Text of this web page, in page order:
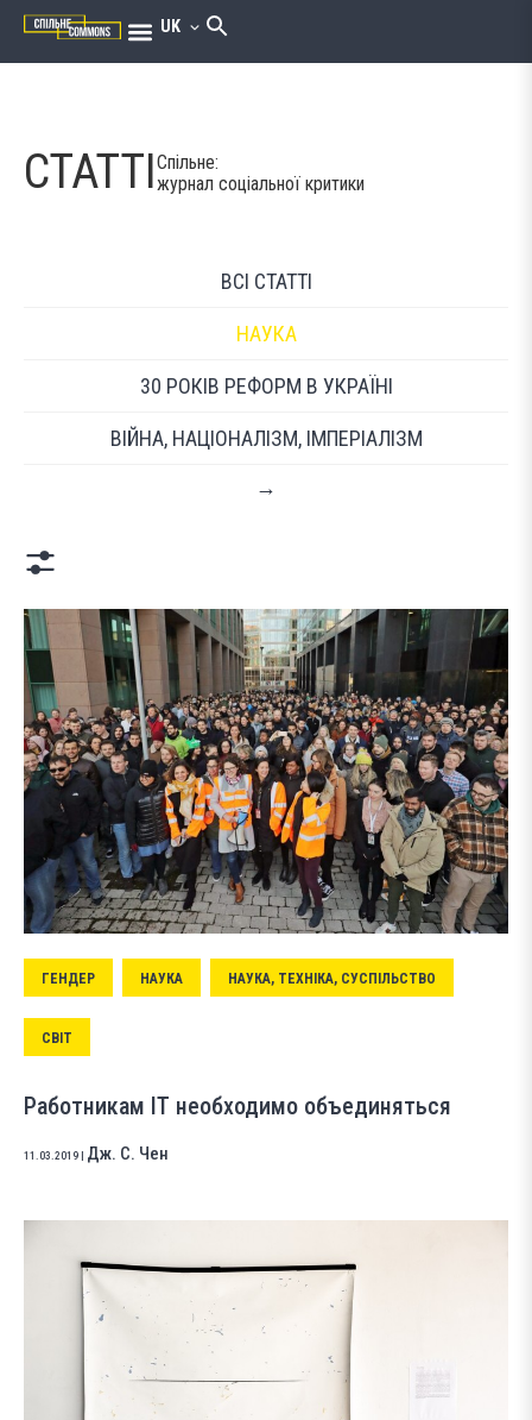
UK
СТАТТІСпільне:
журнал соціальної критики
ВСІ СТАТТІ
НАУКА
30 РОКІВ РЕФОРМ В УКРАЇНІ
ВІЙНА, НАЦІОНАЛІЗМ, ІМПЕРІАЛІЗМ
→
ГЕНДЕР НАУКА НАУКА, ТЕХНІКА, СУСПІЛЬСТВО
СВІТ
Работникам IT необходимо объединяться
11.03.2019 Дж. С. Чен